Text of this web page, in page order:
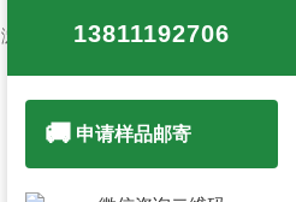
浏览： 2196
13811192706
🚚 申请样品邮寄